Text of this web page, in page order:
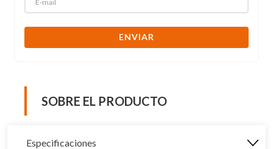
ENVIAR
SOBRE EL PRODUCTO
Especificaciones